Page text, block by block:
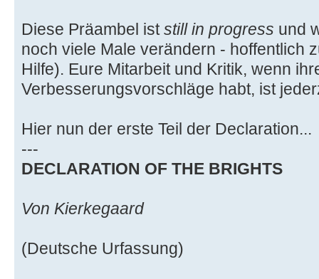
Diese Präambel iststill in progress und
noch viele Male verändern - hoffentlich
Hilfe). Eure Mitarbeit und Kritik, wenn
Verbesserungsvorschläge habt, ist
Hier nun der erste Teil der Declaration...
---
DECLARATION OF THE BRIGHTS
Von Kierkegaard
(Deutsche Urfassung)